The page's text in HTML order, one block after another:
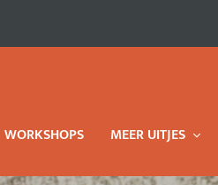
WORKSHOPS MEER UITJES